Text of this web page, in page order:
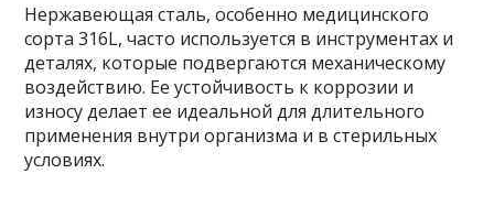
Нержавеющая сталь, особенно медицинского
сорта 316L, часто используется в инструментах и
деталях, которые подвергаются механическому
воздействию. Ее устойчивость к коррозии и
износу делает ее идеальной для длительного
применения внутри организма и в стерильных
условиях.